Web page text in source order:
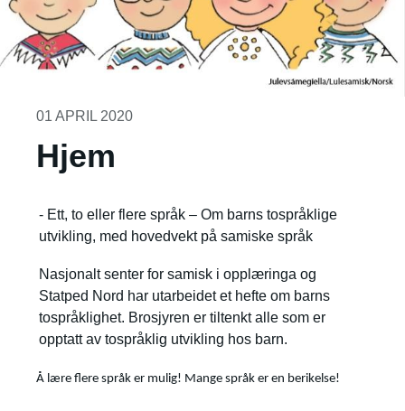
01 APRIL 2020
Hjem
- Ett, to eller flere språk – Om barns tospråklige
utvikling, med hovedvekt på samiske språk
Nasjonalt senter for samisk i opplæringa og
Statped Nord har utarbeidet et hefte om barns
tospråklighet. Brosjyren er tiltenkt alle som er
opptatt av tospråklig utvikling hos barn.
Å lære flere språk er mulig! Mange språk er en berikelse!